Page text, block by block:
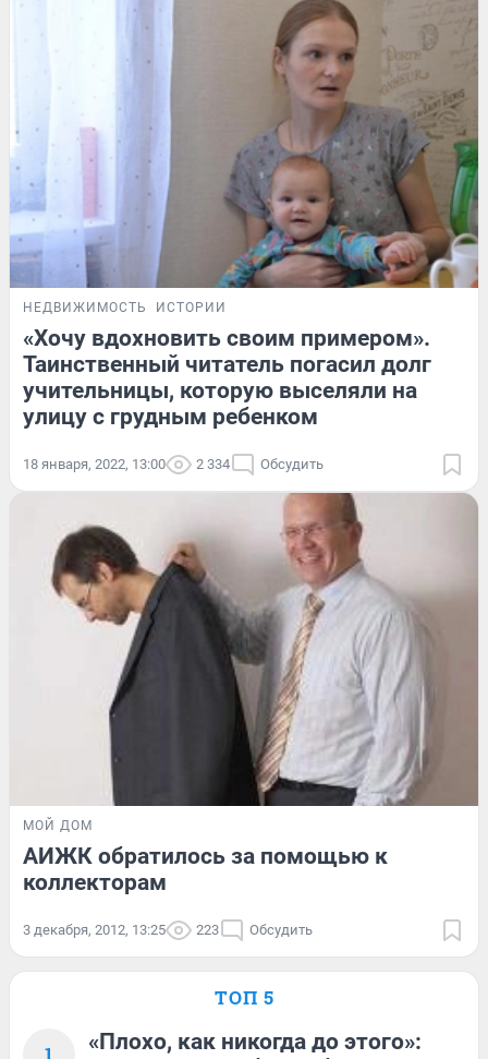
НЕДВИЖИМОСТЬ ИСТОРИИ
«Хочу вдохновить своим примером».
Таинственный читатель погасил долг
учительницы, которую выселяли на
улицу с грудным ребенком
18 января, 2022, 13:00 2 334 Обсудить
МОЙ ДОМ
АИЖК обратилось за помощью к
коллекторам
3 декабря, 2012, 13:25 223 Обсудить
ТОП 5
1
«Плохо, как никогда до этого»: